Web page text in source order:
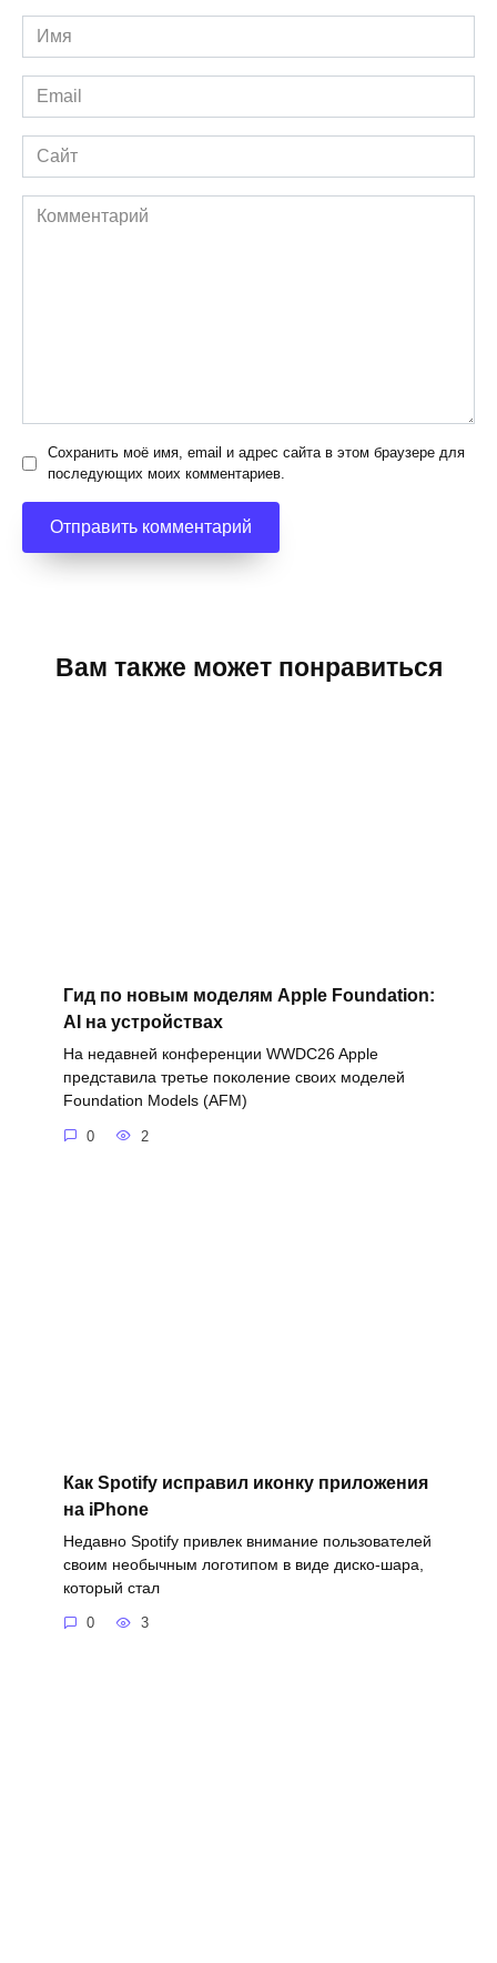
Имя
*
Email
*
Сайт
Комментарий
Сохранить моё имя, email и адрес сайта в этом браузере для
последующих моих комментариев.
Вам также может понравиться
Гид по новым моделям Apple Foundation:
AI на устройствах
На недавней конференции WWDC26 Apple
представила третье поколение своих моделей
Foundation Models (AFM)
0 2
Как Spotify исправил иконку приложения
на iPhone
Недавно Spotify привлек внимание пользователей
своим необычным логотипом в виде диско-шара,
который стал
0 3